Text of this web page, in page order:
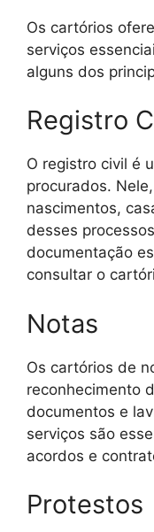
Os cartórios
serviços
alguns dos
Registro
O registro civil é
procurados.
nascimentos,
desses
documentação
consultar o
Notas
Os cartórios de
reconhecimento
documentos e
serviços são
acordos e
Protestos